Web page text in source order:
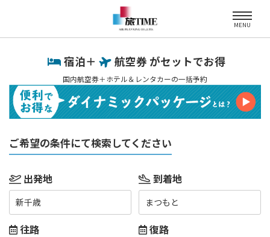
MENU
宿泊＋ 航空券 がセットでお得
国内航空券＋ホテル＆レンタカーの一括予約
ご希望の条件にて検索してください
出発地
新千歳
到着地
まつもと
往路 復路